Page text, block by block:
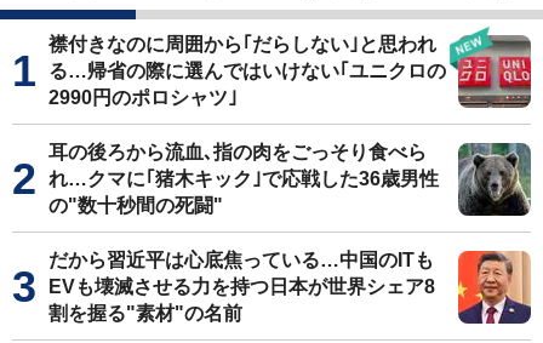
襟付きなのに周囲から｢だらしない｣と思われ
る…帰省の際に選んではいけない｢ユニクロの
2990円のポロシャツ｣
耳の後ろから流血､指の肉をごっそり食べら
れ…クマに｢猪木キック｣で応戦した36歳男性
の"数十秒間の死闘"
だから習近平は心底焦っている…中国のITも
EVも壊滅させる力を持つ日本が世界シェア8
割を握る"素材"の名前